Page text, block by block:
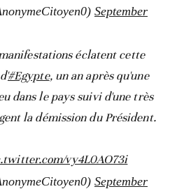
September
éclatent cette
#Egypte, un an après qu'une
dans le pays suivi d'une très
la démission du Président.
vy4L0AO73i
September